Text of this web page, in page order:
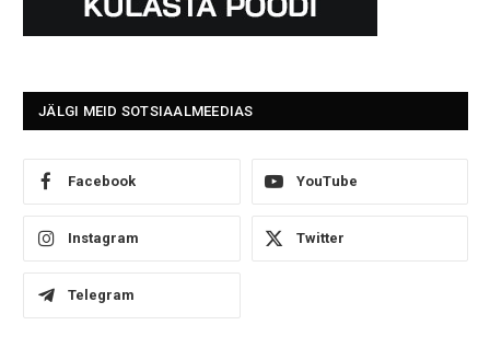
JÄLGI MEID SOTSIAALMEEDIAS
Facebook YouTube
Instagram Twitter
Telegram